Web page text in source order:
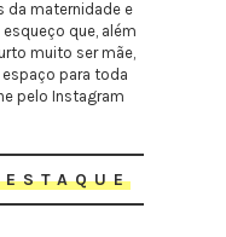
da maternidade e
que, além
muito ser mãe,
espaço para toda
pelo Instagram